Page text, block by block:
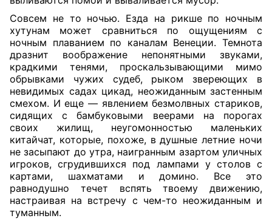
Совсем не то ночью. Езда на рикше по ночным
хутунам может сравниться по ощущениям с
ночным плаванием по каналам Венеции. Темнота
дразнит воображение непонятными звуками,
крадкими тенями, проскальзывающими мимо
обрывками чужих судеб, рыком звереющих в
невидимых садах цикад, неожиданным застенным
смехом. И еще — явлением безмолвных стариков,
сидящих с бамбуковыми веерами на порогах
своих жилищ, неугомонностью маленьких
китайчат, которые, похоже, в душные летние ночи
не засыпают до утра, наигранным азартом уличных
игроков, сгрудившихся под лампами у столов с
картами, шахматами и домино. Все это
равнодушно течет вспять твоему движению,
настраивая на встречу с чем-то неожиданным и
туманным.